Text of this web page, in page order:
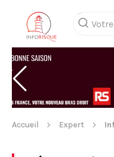
Accueil Expert